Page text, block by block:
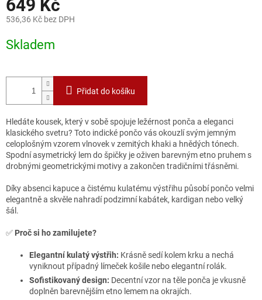
649 Kč
536,36 Kč bez DPH
cena:
Skladem
Přidat do košíku
Hledáte kousek, který v sobě spojuje ležérnost ponča a eleganci
klasického svetru? Toto indické pončo vás okouzlí svým jemným
celoplošným vzorem vlnovek v zemitých khaki a hnědých tónech.
Spodní asymetrický lem do špičky je oživen barevným etno pruhem s
drobnými geometrickými motivy a zakončen tradičními třásněmi.
Díky absenci kapuce a čistému kulatému výstřihu působí pončo velmi
elegantně a skvěle nahradí podzimní kabátek, kardigan nebo velký
šál.
✅ Proč si ho zamilujete?
Elegantní kulatý výstřih: Krásně sedí kolem krku a nechá
vyniknout případný límeček košile nebo elegantní rolák.
Sofistikovaný design: Decentní vzor na těle ponča je vkusně
doplněn barevnějším etno lemem na okrajích.